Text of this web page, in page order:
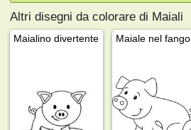
Altri disegni da colorare di Maiali
Maialino divertente Maiale nel fango